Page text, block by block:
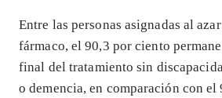
Entre las personas asignadas al
fármaco, el 90,3 por ciento
final del tratamiento sin
o demencia, en comparación con el